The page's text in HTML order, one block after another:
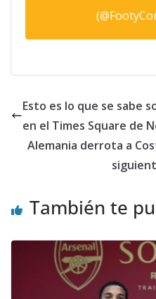
Esto es lo que se sabe
en el Times Square de
Alemania derrota a
También te